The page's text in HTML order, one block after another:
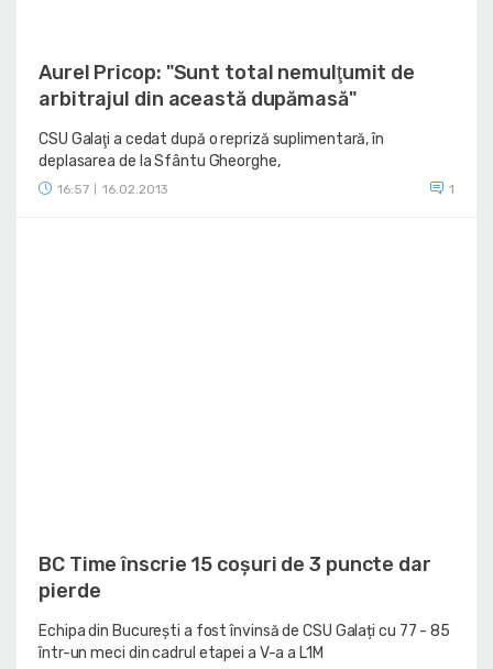
Aurel Pricop: "Sunt total nemulţumit de
arbitrajul din această dupămasă"
CSU Galaţi a cedat după o repriză suplimentară, în
deplasarea de la Sfântu Gheorghe,
16:57 16.02.2013 1
BC Time înscrie 15 coșuri de 3 puncte dar
pierde
Echipa din București a fost învinsă de CSU Galați cu 77 - 85
într-un meci din cadrul etapei a V-a a L1M